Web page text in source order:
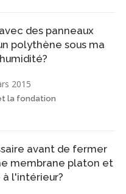
des panneaux
polythène sous ma
2015
la fondation
avant de fermer
membrane platon et
l'intérieur?